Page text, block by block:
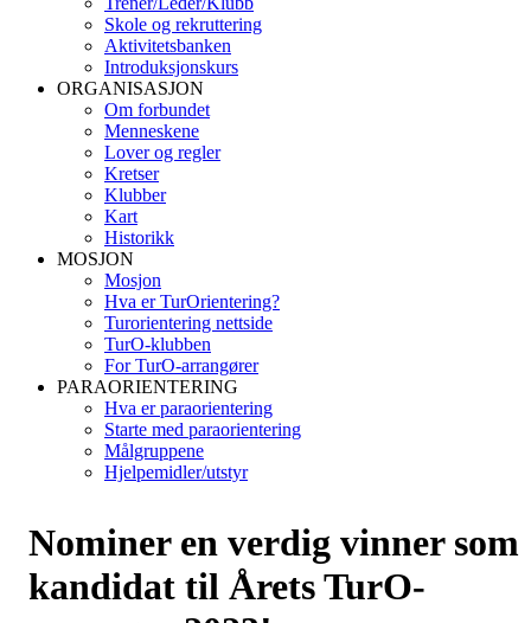
Skole og rekruttering
Aktivitetsbanken
Introduksjonskurs
ORGANISASJON
Om forbundet
Menneskene
Lover og regler
Kretser
Klubber
Kart
Historikk
MOSJON
Mosjon
Hva er TurOrientering?
Turorientering nettside
TurO-klubben
For TurO-arrangører
PARAORIENTERING
Hva er paraorientering
Starte med paraorientering
Målgruppene
Hjelpemidler/utstyr
Nominer en verdig vinner som
kandidat til Årets TurO-